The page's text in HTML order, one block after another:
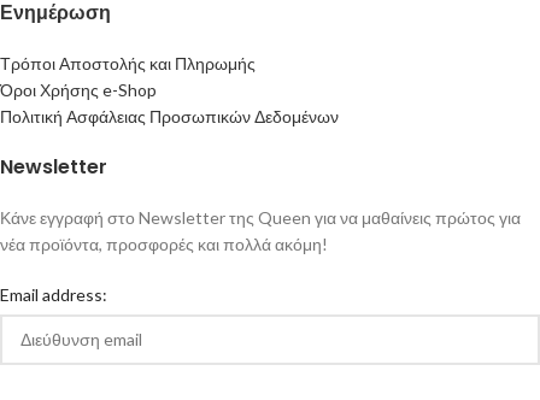
Ενημέρωση
Τρόποι Αποστολής και Πληρωμής
Όροι Χρήσης e-Shop
Πολιτική Ασφάλειας Προσωπικών Δεδομένων
Newsletter
Κάνε εγγραφή στο Newsletter της Queen για να μαθαίνεις πρώτος για
νέα προϊόντα, προσφορές και πολλά ακόμη!
Email address: